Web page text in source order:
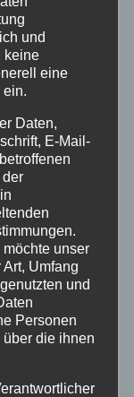
und
keine
eine
ein.
Daten,
E-Mail-
unser
Umfang
und
Personen
die ihnen